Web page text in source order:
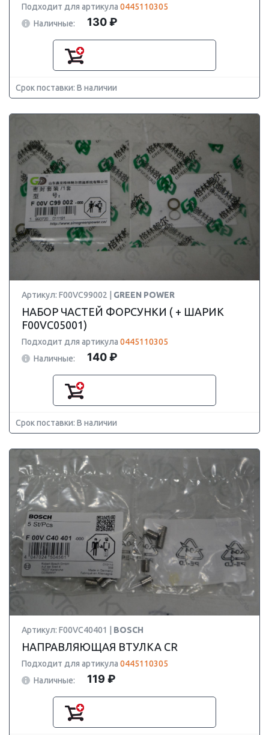
Подходит для артикула 0445110305
Наличные:
130 ₽
Срок поставки: В наличии
Артикул: F00VC99002 | GREEN POWER
НАБОР ЧАСТЕЙ ФОРСУНКИ ( + ШАРИК
F00VC05001)
Подходит для артикула 0445110305
Наличные:
140 ₽
Срок поставки: В наличии
Артикул: F00VC40401 | BOSCH
НАПРАВЛЯЮЩАЯ ВТУЛКА CR
Подходит для артикула 0445110305
Наличные:
119 ₽